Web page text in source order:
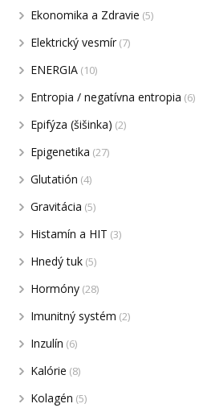
Ekonomika a Zdravie (5)
Elektrický vesmír (7)
ENERGIA (10)
Entropia / negatívna entropia (6)
Epifýza (šišinka) (2)
Epigenetika (27)
Glutatión (4)
Gravitácia (5)
Histamín a HIT (3)
Hnedý tuk (5)
Hormóny (28)
Imunitný systém (2)
Inzulín (6)
Kalórie (8)
Kolagén (5)